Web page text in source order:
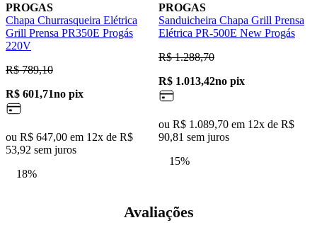
PROGAS
Chapa Churrasqueira Elétrica
Grill Prensa PR350E Progás
220V
R$ 789,10
R$ 601,71no pix
ou R$ 647,00 em 12x de R$
53,92 sem juros
18%
PROGAS
Sanduicheira Chapa Grill Prensa
Elétrica PR-500E New Progás
R$ 1.288,70
R$ 1.013,42no pix
ou R$ 1.089,70 em 12x de R$
90,81 sem juros
15%
Avaliações